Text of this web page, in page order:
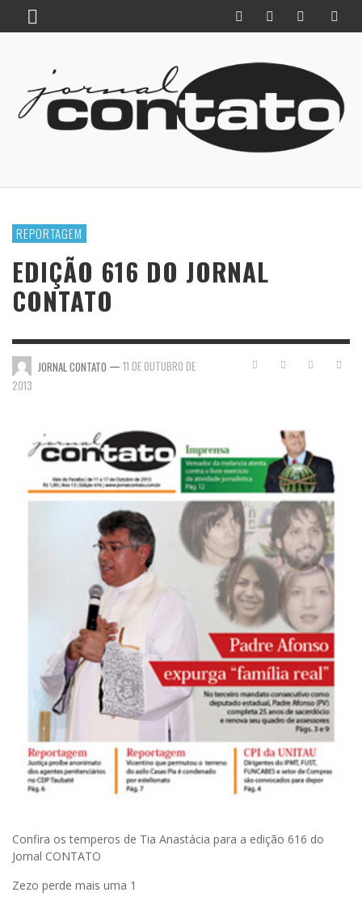
REPORTAGEM
EDIÇÃO 616 DO JORNAL
CONTATO
JORNAL CONTATO — 11 DE OUTUBRO DE
2013
Confira os temperos de Tia Anastácia para a edição 616 do
Jornal CONTATO
Zezo perde mais uma 1